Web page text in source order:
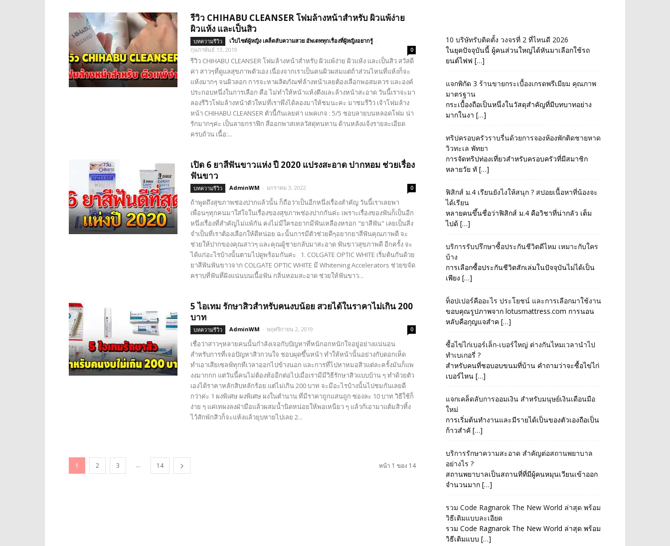
รีวิว CHIHABU CLEANSER โฟมล้างหน้าสำหรับ ผิวแพ้ง่าย
ผิวแห้ง และเป็นสิว
บทความรีวิว เว็บไซต์ผู้หญิง เคล็ดลับความสวย อัพเดททุกเรื่องที่ผู้หญิงอยากรู้ -
กุมภาพันธ์ 13, 2019
0
รีวิว CHIHABU CLEANSER โฟมล้างหน้าสำหรับ ผิวแพ้ง่าย ผิวแห้ง และเป็นสิว สวัสดี
ค่า สาวๆที่ดูแลสุขภาพตัวเอง เนื่องจากเราเป็นคนผิวผสมแต่ถ้าส่วนไหนที่แห้งก็จะ
แห้งมากๆ จนผิวลอก การจะหาผลิตภัณฑ์ล้างหน้าเลยต้องเลือกพอสมควร และองค์
ประกอบหนึ่งในการเลือก คือ ไม่ทำให้หน้าแห้งตึงและล้างหน้าสะอาด วันนี้เราจะมา
ลองรีวิวโฟมล้างหน้าตัวใหม่ที่เราพึ่งได้ลองมาให้ชมนะคะ มาชมรีวิว เจ้าโฟมล้าง
หน้า CHIHABU CLEANSER ตัวนี้กันเลยค่า แพคเกจ : 5/5 ชอบลายบนหลอดโฟม น่า
รักมากๆค่ะ เป็นลายกราฟิก สีออกพาสเทลวัสดุทนทาน ด้านหลังแจ้งรายละเอียด
ครบถ้วน เนื้อ:...
เปิด 6 ยาสีฟันขาวแห่ง ปี 2020 แปรงสะอาด ปากหอม ช่วยเรื่อง
ฟันขาว
บทความรีวิว AdminWM - มกราคม 3, 2022 0
ถ้าพูดถึงสุขภาพช่องปากแล้วนั้น ก็ถือว่าเป็นอีกหนึ่งเรื่องสำคัญ วันนี้เราเลยพา
เพื่อนๆทุกคนมาใส่ใจในเรื่องของสุขภาพช่องปากกันค่ะ เพราะเรื่องของฟันก็เป็นอีก
หนึ่งเรื่องที่สำคัญไม่แพ้กัน คงไม่มีใครอยากมีฟันเหลืองหรอก "ยาสีฟัน" เลยเป็นสิ่ง
จำเป็นที่เราต้องเลือกให้ดีหน่อย ฉะนั้นการมีตัวช่วยดีๆอยากยาสีฟันคุณภาพดี จะ
ช่วยให้ปากของคุณสาวๆ และคุณผู้ชายกลับมาสะอาด ฟันขาวสุขภาพดี อีกครั้ง จะ
ได้แก่อะไรบ้างนั้นตามไปดูพร้อมกันค่ะ 1. COLGATE OPTIC WHITE เริ่มต้นกันด้วย
ยาสีฟันฟันขาวจาก COLGATE OPTIC WHITE มี Whitening Accelerators ช่วยขจัด
คราบที่ฟันที่ฝังแน่นบนเนื้อฟัน กลิ่นหอมสะอาด ช่วยให้ฟันขาว...
5 ไอเทม รักษาสิวสำหรับคนงบน้อย สวยได้ในราคาไม่เกิน 200
บาท
บทความรีวิว AdminWM - พฤศจิกายน 2, 2019 0
เชื่อว่าสาวๆหลายคนนั้นกำลังเจอกับปัญหาที่หนักอกหนักใจอยู่อย่างแน่นอน
สำหรับการที่เจอปัญหาสิวกวนใจ ชอบผุดขึ้นหน้า ทำให้หน้านั้นอย่างกับดอกเห็ด
ทำเอาเสียเซลฟ์ทุกทีเวลาออกไปข้างนอก และการที่ไปหาหมอสิวแต่ละครั้งมันก็แพ
งงมากกก แต่วันนี้คนไม่ต้องท้ออีกต่อไปเมื่อเรามีมีวิธีรักษาสิวแบบบ้าน ๆ ทำด้วยตัว
เองได้ราคาหลักสิบหลักร้อย แต่ไม่เกิน 200 บาท จะมีอะไรบ้างนั้นไปชมกันเลยดี
กว่าค่ะ 1 ผงพิเศษ ผงพิเศษ ผงในตำนาน ที่มีราคาถูกแสนถูก ซองละ 10 บาท วิธีใช้ก็
ง่าย ๆ แค่เทผงลงฝ่ามือแล้วผสมน้ำนิดหน่อยให้พอเหนียว ๆ แล้วก้เอามาแต้มสิวทิ้ง
ไว้สักพักสิวก็จะแห้งแล้วยุบหายไปเลย 2...
1 2 3 ... 14 หน้า 1 ของ 14
10 บริษัทรับติดตั้ง วงจรที่ 2 ที่ไหนดี 2026
ในยุคปัจจุบันนี้ ผู้คนส่วนใหญ่ได้หันมาเลือกใช้รถ
ยนต์ไฟฟ […]
แจกพิกัด 3 ร้านขายกระเบื้องเกรดพรีเมียม คุณภาพ
มาตรฐาน
กระเบื้องถือเป็นหนึ่งในวัสดุสำคัญที่มีบทบาทอย่าง
มากในงา […]
ทริปครอบครัวราบรื่นด้วยการจองห้องพักติดชายหาด
วิวทะเล พัทยา
การจัดทริปท่องเที่ยวสำหรับครอบครัวที่มีสมาชิก
หลายวัย ทั […]
ฟิสิกส์ ม.4 เรียนยังไงให้สนุก ? สปอยเนื้อหาที่น้องจะ
ได้เรียน
หลายคนขึ้นชื่อว่าฟิสิกส์ ม.4 คือวิชาที่น่ากลัว เต็ม
ไปด้ […]
บริการรับปรึกษาซื้อประกันชีวิตดีไหม เหมาะกับใคร
บ้าง
การเลือกซื้อประกันชีวิตสักเล่มในปัจจุบันไม่ได้เป็น
เพียง […]
ท็อปเปอร์คืออะไร ประโยชน์ และการเลือกมาใช้งาน
ขอบคุณรูปภาพจาก lotusmattress.com การนอน
หลับคือกุญแจสำค […]
ซื้อไข่ไก่เบอร์เล็ก-เบอร์ใหญ่ ต่างกันไหมเวลานำไป
ทำเบเกอรี่ ?
สำหรับคนที่ชอบอบขนมที่บ้าน คำถามว่าจะซื้อไข่ไก่
เบอร์ไหน […]
แจกเคล็ดลับการออมเงิน สำหรับมนุษย์เงินเดือนมือ
ใหม่
การเริ่มต้นทำงานและมีรายได้เป็นของตัวเองถือเป็น
ก้าวสำคั […]
บริการรักษาความสะอาด สำคัญต่อสถานพยาบาล
อย่างไร ?
สถานพยาบาลเป็นสถานที่ที่มีผู้คนหมุนเวียนเข้าออก
จำนวนมาก […]
รวม Code Ragnarok The New World ล่าสุด พร้อม
วิธีเติมแบบละเอียด
รวม Code Ragnarok The New World ล่าสุด พร้อม
วิธีเติมแบบ […]